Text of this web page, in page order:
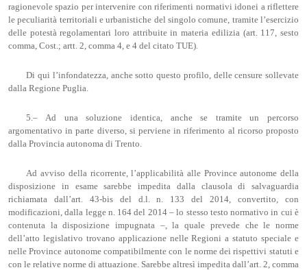
ragionevole spazio per intervenire con riferimenti normativi idonei a riflettere
le peculiarità territoriali e urbanistiche del singolo comune, tramite l’esercizio
delle potestà regolamentari loro attribuite in materia edilizia (art. 117, sesto
comma, Cost.; artt. 2, comma 4, e 4 del citato TUE).
Di qui l’infondatezza, anche sotto questo profilo, delle censure sollevate
dalla Regione Puglia.
5.– Ad una soluzione identica, anche se tramite un percorso
argomentativo in parte diverso, si perviene in riferimento al ricorso proposto
dalla Provincia autonoma di Trento.
Ad avviso della ricorrente, l’applicabilità alle Province autonome della
disposizione in esame sarebbe impedita dalla clausola di salvaguardia
richiamata dall’art. 43-bis del d.l. n. 133 del 2014, convertito, con
modificazioni, dalla legge n. 164 del 2014 – lo stesso testo normativo in cui è
contenuta la disposizione impugnata –, la quale prevede che le norme
dell’atto legislativo trovano applicazione nelle Regioni a statuto speciale e
nelle Province autonome compatibilmente con le norme dei rispettivi statuti e
con le relative norme di attuazione. Sarebbe altresì impedita dall’art. 2, comma